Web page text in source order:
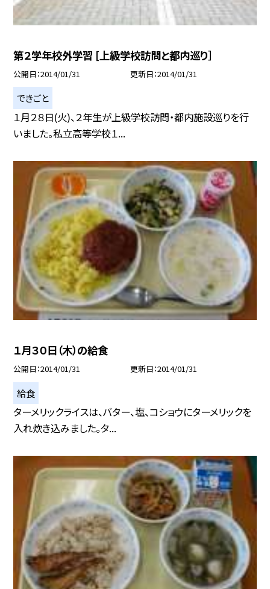
第２学年校外学習 [上級学校訪問と都内巡り］
公開日 2014/01/31 更新日 2014/01/31
できごと
１月２８日(火)、２年生が上級学校訪問・都内施設巡りを行
いました。私立高等学校１...
１月３０日（木）の給食
公開日 2014/01/31 更新日 2014/01/31
給食
ターメリックライスは、バター、塩、コショウにターメリックを
入れ炊き込みました。タ...